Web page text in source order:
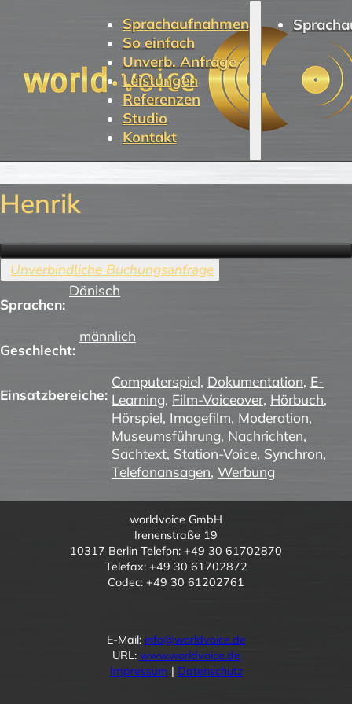
Sprachaufnahmen
So einfach
Unverb. Anfrage
Leistungen
Referenzen
Studio
Kontakt
Henrik
Sprachen:
Dänisch
Geschlecht:
männlich
Einsatzbereiche:
Computerspiel, Dokumentation, E-
Learning, Film-Voiceover, Hörbuch,
Hörspiel, Imagefilm, Moderation,
Museumsführung, Nachrichten,
Sachtext, Station-Voice, Synchron,
Telefonansagen, Werbung
worldvoice GmbH
Irenenstraße 19
10317 Berlin Telefon: +49 30 61702870
Telefax: +49 30 61702872
Codec: +49 30 61202761
E-Mail: info@worldvoice.de
URL: www.worldvoice.de
Impressum | Datenschutz